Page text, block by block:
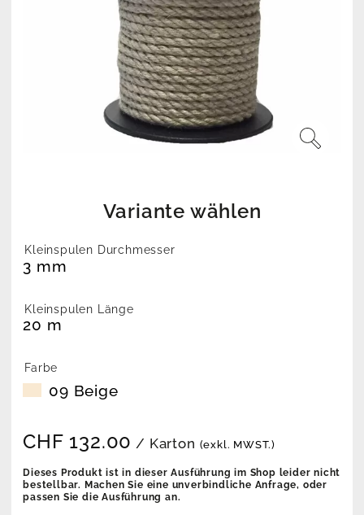
Variante wählen
Kleinspulen Durchmesser
3 mm
Kleinspulen Länge
20 m
Farbe
09 Beige
CHF 132.00 / Karton (exkl. MWST.)
Dieses Produkt ist in dieser Ausführung im Shop leider nicht
bestellbar. Machen Sie eine unverbindliche Anfrage, oder
passen Sie die Ausführung an.